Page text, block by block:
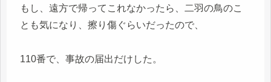
もし、遠方で帰ってこれなかったら、二羽の鳥のこ
とも気になり、擦り傷ぐらいだったので、
110番で、事故の届出だけした。